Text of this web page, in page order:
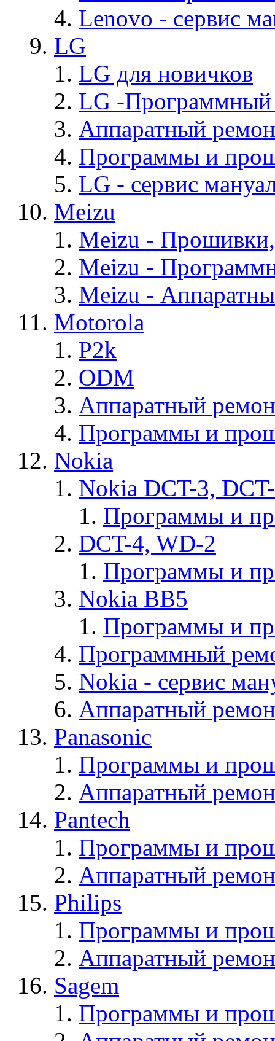
Lenovo - cервис
LG
LG для новичков
LG -Программный
Аппаратный
Программы и
LG - cервис
Meizu
Meizu -
Meizu -
Meizu -
Motorola
P2k
ODM
Аппаратный
Программы и
Nokia
Nokia DCT-3,
Программы и
DCT-4, WD-2
Программы и
Nokia BB5
Программы и
Программный
Nokia - cервис
Аппаратный
Panasonic
Программы и
Аппаратный
Pantech
Программы и
Аппаратный
Philips
Программы и
Аппаратный
Sagem
Программы и